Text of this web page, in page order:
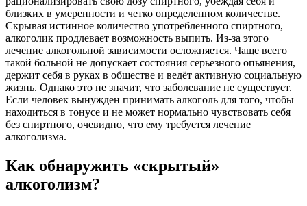
близких в умеренности и четко определенном количестве.
Скрывая истинное количество употребленного спиртного,
алкоголик продлевает возможность выпить. Из-за этого
лечение алкогольной зависимости осложняется. Чаще всего
такой больной не допускает состояния серьезного опьянения,
держит себя в руках в обществе и ведёт активную социальную
жизнь. Однако это не значит, что заболевание не существует.
Если человек вынужден принимать алкоголь для того, чтобы
находиться в тонусе и не может нормально чувствовать себя
без спиртного, очевидно, что ему требуется лечение
алкоголизма.
Как обнаружить «скрытый»
алкоголизм?